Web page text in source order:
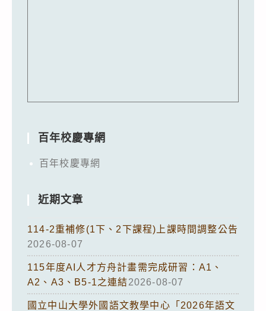
百年校慶專網
百年校慶專網
近期文章
114-2重補修(1下、2下課程)上課時間調整公告
2026-08-07
115年度AI人才方舟計畫需完成研習：A1、
A2、A3、B5-1之連結2026-08-07
國立中山大學外國語文教學中心「2026年語文